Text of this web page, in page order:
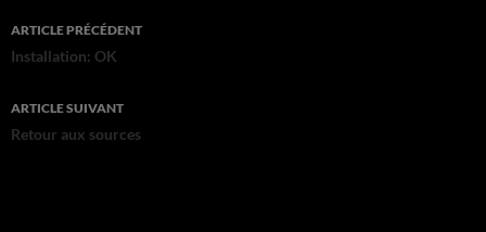
Navigation
des
articles
ARTICLE PRÉCÉDENT
Installation: OK
ARTICLE SUIVANT
Retour aux sources